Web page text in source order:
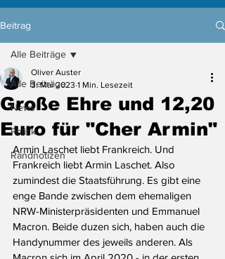
Beitrag
Alle Beiträge
News
Politik
Randnotizen
Alle Beiträge
Große Ehre und 12,20
Euro für "Cher Armin"
Oliver Auster
3. Mai 2023 1 Min. Lesezeit
Armin Laschet liebt Frankreich. Und
Frankreich liebt Armin Laschet. Also
zumindest die Staatsführung. Es gibt eine
enge Bande zwischen dem ehemaligen
NRW-Ministerpräsidenten und Emmanuel
Macron. Beide duzen sich, haben auch die
Handynummer des jeweils anderen. Als